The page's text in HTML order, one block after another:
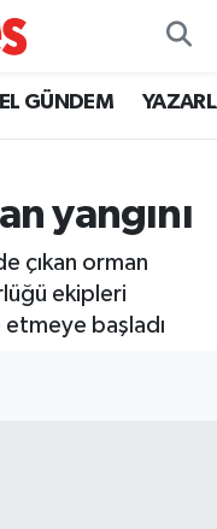
GÜNDEM
yangını
çıkan orman
ekipleri
başladı